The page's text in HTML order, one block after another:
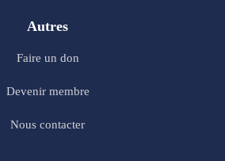
Autres
Faire un don
Devenir membre
Nous contacter